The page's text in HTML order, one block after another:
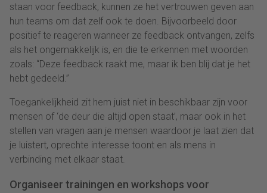
staan voor feedback, kunnen ze het vertrouwen geven aan
hun teams om dat zelf ook te doen. Bijvoorbeeld door
positief te reageren wanneer ze feedback ontvangen, zelfs
als het ongemakkelijk is, en die te erkennen met woorden
zoals: “Deze feedback raakt me, maar ik ben blij dat je het
hebt gedeeld.”
Toegankelijkheid zit hem juist niet in beschikbaar zijn voor
mensen of ‘de deur die altijd open staat’, maar ook in het
stellen van vragen aan je mensen waardoor je laat zien dat
je luistert, oprechte interesse toont en als mens in
verbinding met elkaar staat.
Organiseer trainingen en workshops voor